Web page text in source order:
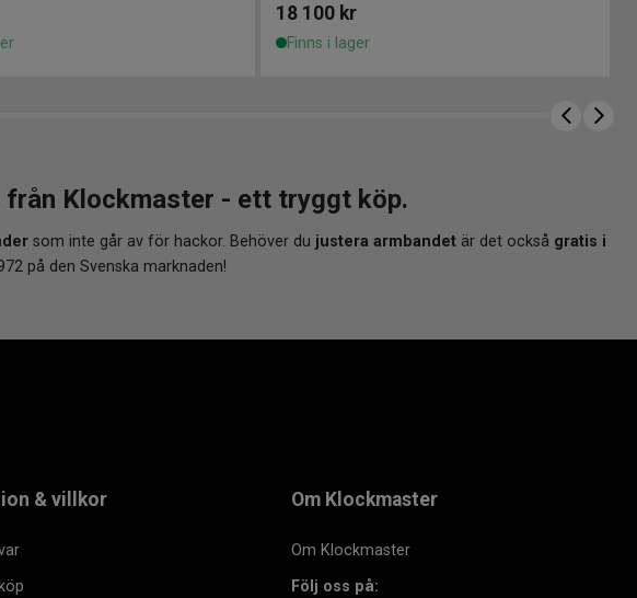
18 100 kr
Finns i lager
från Klockmaster - ett tryggt köp.
som inte går av för hackor. Behöver du justera armbandet är det också gratis i
på den Svenska marknaden!
& villkor Om Klockmaster
Om Klockmaster
Följ oss på: